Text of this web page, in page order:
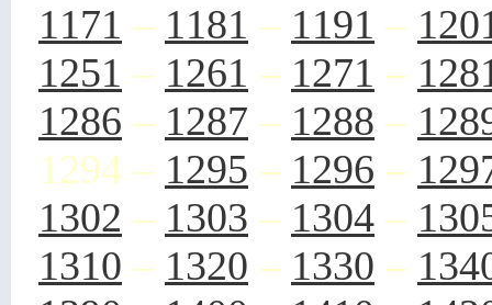
1171 – 1181 – 1191 –
1251 – 1261 – 1271 –
1286 – 1287 – 1288 –
1294 – 1295 – 1296 –
1302 – 1303 – 1304 –
1310 – 1320 – 1330 –